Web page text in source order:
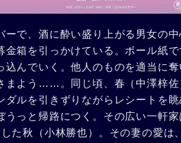
ーで、酒に酔い盛り上がる男女の
金箱を引っかけている。ボール紙
込んでいく。他人のものを適当に
まよう……。同じ頃、春（中澤梓佐
ダルを引きずりながらレシートを
うっと帰路につく。その広い一軒
た秋（小林勝也）。その妻の愛は